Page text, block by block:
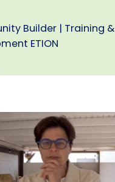
Builder | Training &
ETION